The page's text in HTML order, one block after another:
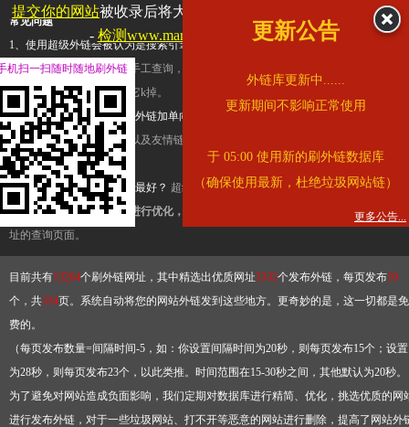
常见问题
1、使用超级外链会被认为是搜索引擎优化作弊吗？ 超级外链只是一个简便而集成
查询工具，模拟的是正常手工查询，不是作弊。如果是作弊，那您可以使用超级外
推广竞争对手的网址，让它k掉。
2、网站优化单纯依靠超级外链加单向链接可行吗？
链，需要结合普通的外链以及友情链接，您可以到站长论坛发布外链，到友情链接
台交换友情链接。
3、如何使用超级外链效果最好？ 超级外链不同于普通的外链，它是动态的链接，
有频繁使用超级外链工具进行优化，才能获得稳定的外链
，最终使搜索引擎收录带
址的查询页面。
目前共有13264个刷外链网址，其中精选出优质网址3332个发布外链，每页发布10
个，共334页。系统自动将您的网站外链发到这些地方。更奇妙的是，这一切都是免
费的。
（每页发布数量=间隔时间-5，如：你设置间隔时间为20秒，则每页发布15个；设置
为28秒，则每页发布23个，以此类推。时间范围在15-30秒之间，其他默认为20秒
为了避免对网站造成负面影响，我们定期对数据库进行精简、优化，挑选优质的网
进行发布外链，对于一些垃圾网站、打不开等恶意的网站进行删除，提高了网站外
提交你的网站被收录后将大幅提升流量和外链，
查看展示页面
- 检测www.marriott.com.cn是否收录
更新公告
外链库更新中......
更新期间不影响正常使用
于 05:00 使用新的刷外链数据库
（确保使用最新，杜绝垃圾网站链）
更多公告...
机扫一扫随时随地刷外链